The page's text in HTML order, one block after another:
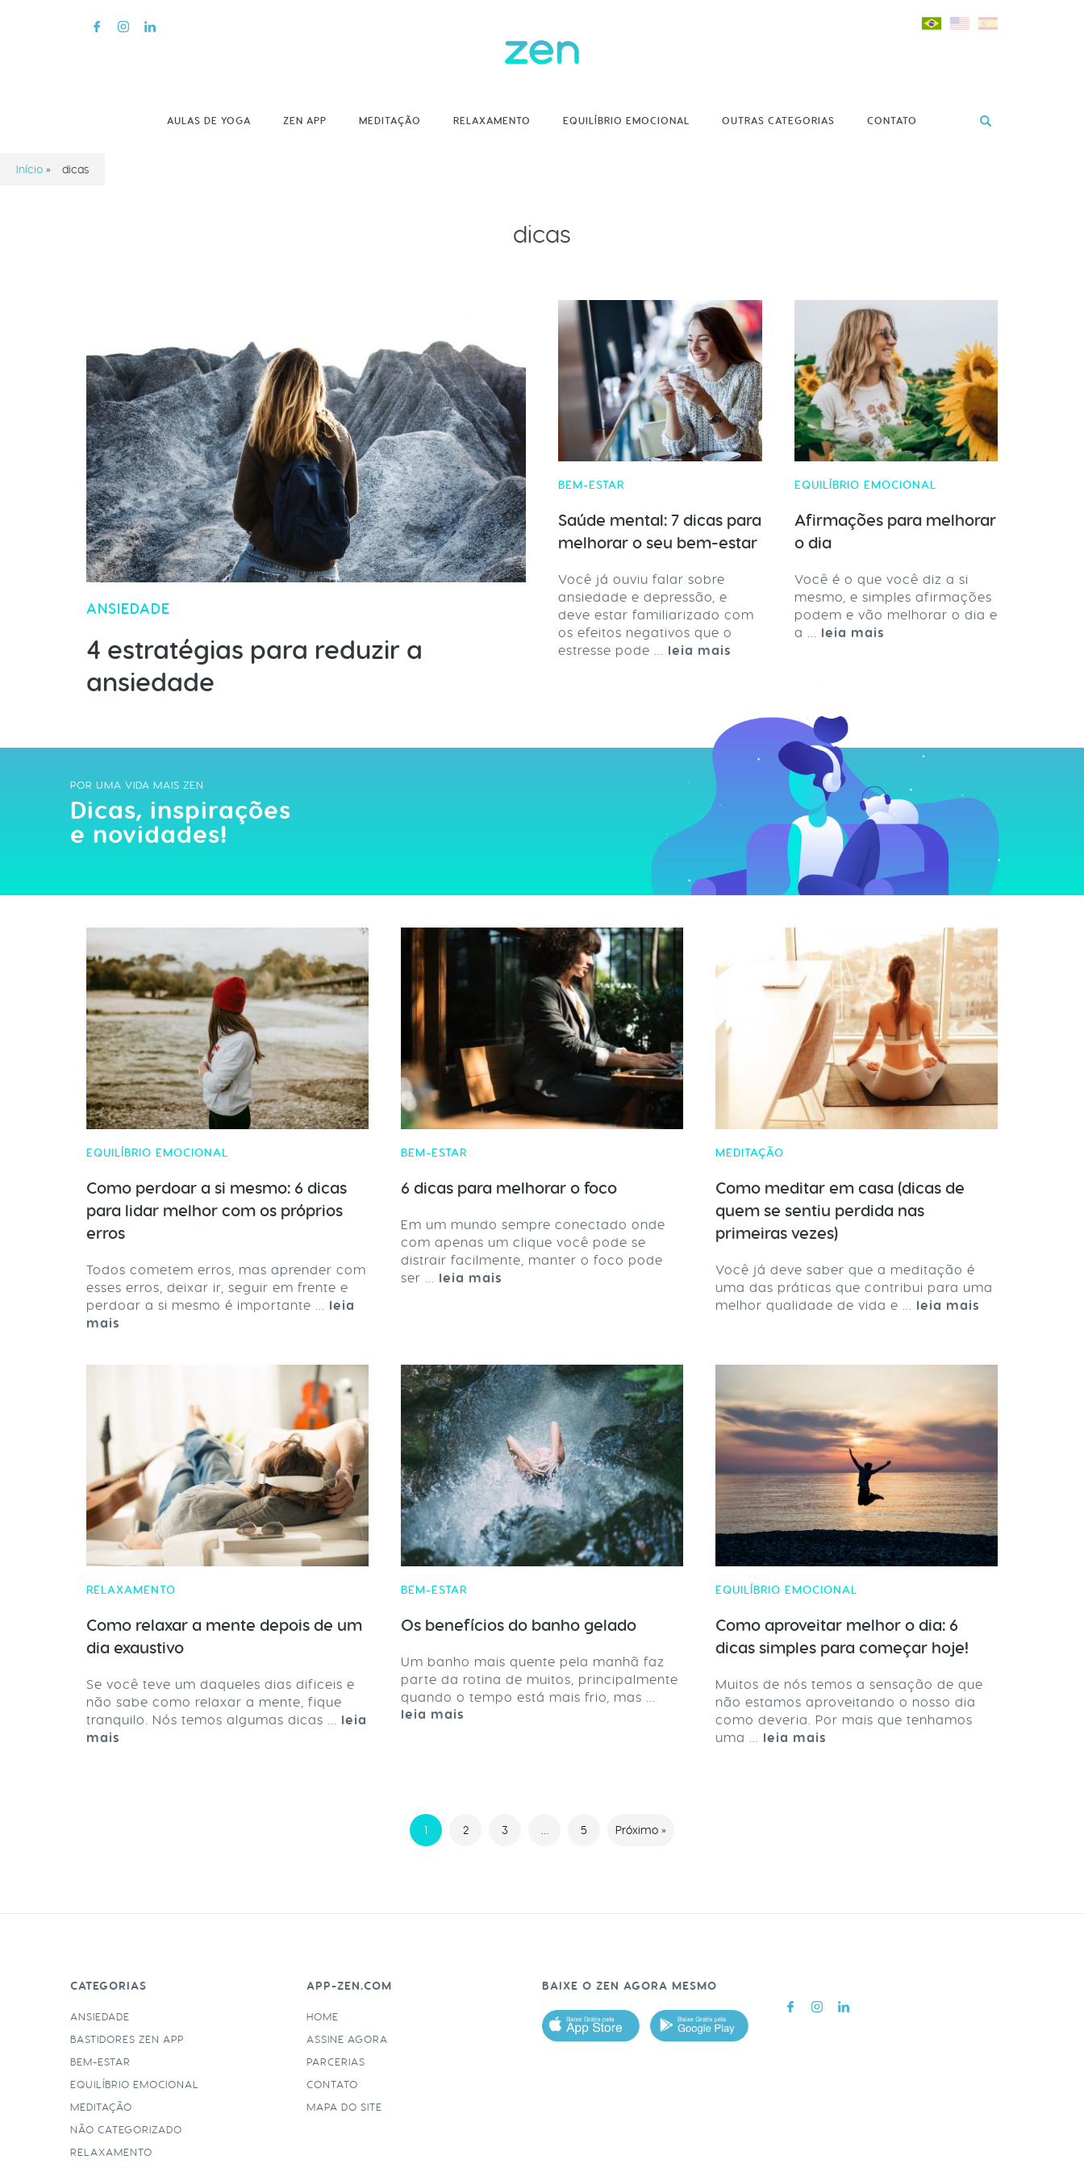
AULAS DE YOGA ZEN APP MEDITAÇÃO RELAXAMENTO EQUILÍBRIO EMOCIONAL OUTRAS CATEGORIAS CONTATO
Início » dicas
dicas
ANSIEDADE
4 estratégias para reduzir a
ansiedade
BEM-ESTAR
Saúde mental: 7 dicas para
melhorar o seu bem-estar
Você já ouviu falar sobre
ansiedade e depressão, e
deve estar familiarizado com
os efeitos negativos que o
estresse pode ... leia mais
EQUILÍBRIO EMOCIONAL
Afirmações para melhorar
o dia
Você é o que você diz a si
mesmo, e simples afirmações
podem e vão melhorar o dia e
a ... leia mais
POR UMA VIDA MAIS ZEN
Dicas, inspirações
e novidades!
EQUILÍBRIO EMOCIONAL
Como perdoar a si mesmo: 6 dicas
para lidar melhor com os próprios
erros
Todos cometem erros, mas aprender com
esses erros, deixar ir, seguir em frente e
perdoar a si mesmo é importante ... leia
mais
BEM-ESTAR
6 dicas para melhorar o foco
Em um mundo sempre conectado onde
com apenas um clique você pode se
distrair facilmente, manter o foco pode
ser ... leia mais
MEDITAÇÃO
Como meditar em casa (dicas de
quem se sentiu perdida nas
primeiras vezes)
Você já deve saber que a meditação é
uma das práticas que contribui para uma
melhor qualidade de vida e ... leia mais
RELAXAMENTO
Como relaxar a mente depois de um
dia exaustivo
Se você teve um daqueles dias dificeis e
não sabe como relaxar a mente, fique
tranquilo. Nós temos algumas dicas ... leia
mais
BEM-ESTAR
Os benefícios do banho gelado
Um banho mais quente pela manhã faz
parte da rotina de muitos, principalmente
quando o tempo está mais frio, mas ...
leia mais
EQUILÍBRIO EMOCIONAL
Como aproveitar melhor o dia: 6
dicas simples para começar hoje!
Muitos de nós temos a sensação de que
não estamos aproveitando o nosso dia
como deveria. Por mais que tenhamos
uma ... leia mais
1 2 3 … 5 Próximo »
CATEGORIAS
ANSIEDADE
BASTIDORES ZEN APP
BEM-ESTAR
EQUILÍBRIO EMOCIONAL
MEDITAÇÃO
NÃO CATEGORIZADO
RELAXAMENTO
APP-ZEN.COM
HOME
ASSINE AGORA
PARCERIAS
CONTATO
MAPA DO SITE
BAIXE O ZEN AGORA MESMO